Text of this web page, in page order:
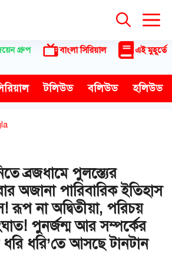
গ্রুপ বাংলা সিরিয়াল এই মুহূর্তে
টলিউড বলিউড হলিউড
ব্রজধামে পুলস্ত্যের
অজানা পারিবারিক ইতিহাস
না অদ্বিতীয়া, পরিচয়
পুনর্জন্ম আর সম্পর্কের
ধরি’তে আসছে টানটান